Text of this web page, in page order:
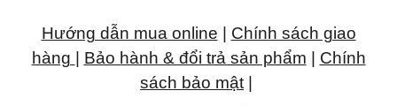
Hướng dẫn mua online
Chính sách giao
hàng
Bảo hành & đổi trả sản phẩm
Chính
sách bảo mật